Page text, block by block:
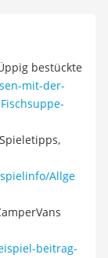
bestückte
mit-der-
Allge
beitrag-